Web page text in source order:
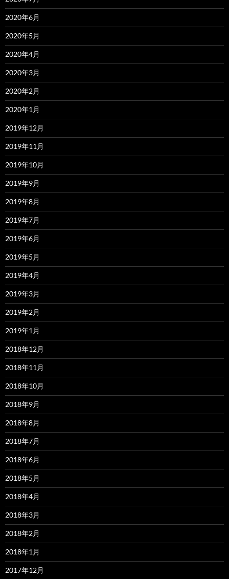
2020年6月
2020年5月
2020年4月
2020年3月
2020年2月
2020年1月
2019年12月
2019年11月
2019年10月
2019年9月
2019年8月
2019年7月
2019年6月
2019年5月
2019年4月
2019年3月
2019年2月
2019年1月
2018年12月
2018年11月
2018年10月
2018年9月
2018年8月
2018年7月
2018年6月
2018年5月
2018年4月
2018年3月
2018年2月
2018年1月
2017年12月